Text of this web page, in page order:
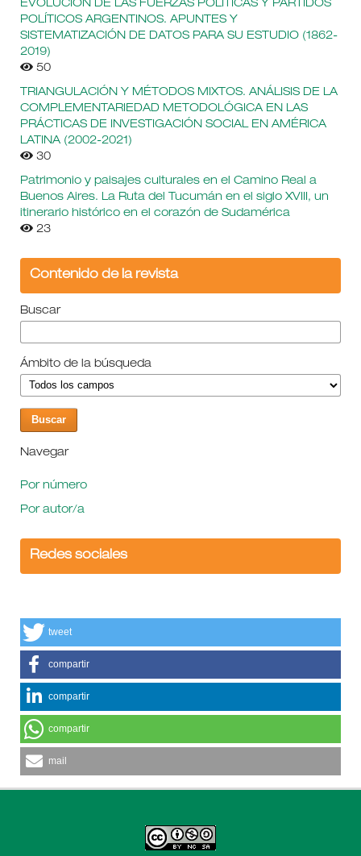
EVOLUCIÓN DE LAS FUERZAS POLÍTICAS Y PARTIDOS
POLÍTICOS ARGENTINOS. APUNTES Y
SISTEMATIZACIÓN DE DATOS PARA SU ESTUDIO (1862-
2019)
50
TRIANGULACIÓN Y MÉTODOS MIXTOS. ANÁLISIS DE LA
COMPLEMENTARIEDAD METODOLÓGICA EN LAS
PRÁCTICAS DE INVESTIGACIÓN SOCIAL EN AMÉRICA
LATINA (2002-2021)
30
Patrimonio y paisajes culturales en el Camino Real a
Buenos Aires. La Ruta del Tucumán en el siglo XVIII, un
itinerario histórico en el corazón de Sudamérica
23
Contenido de la revista
Buscar
Ámbito de la búsqueda
Navegar
Por número
Por autor/a
Redes sociales
tweet
compartir
compartir
compartir
mail